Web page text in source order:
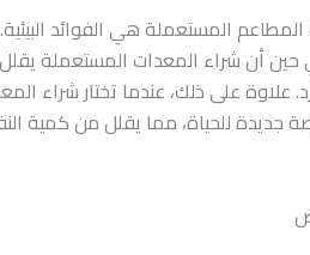
المستعملة هي الفوائد
حين أن شراء المعدات المستعملة
علاوة على ذلك، عندما تختار شراء
جديدة للحياة، مما يقلل من كمية